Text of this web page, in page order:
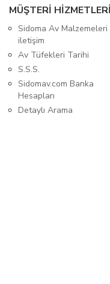
MÜŞTERİ HİZMETLERİ
Sidoma Av Malzemeleri
iletişim
Av Tüfekleri Tarihi
S.S.S.
Sidomav.com Banka
Hesapları
Detaylı Arama